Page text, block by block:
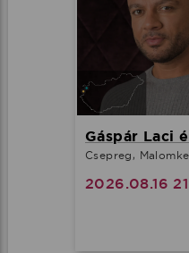
Gáspár Laci
Csepreg,
2026.08.16